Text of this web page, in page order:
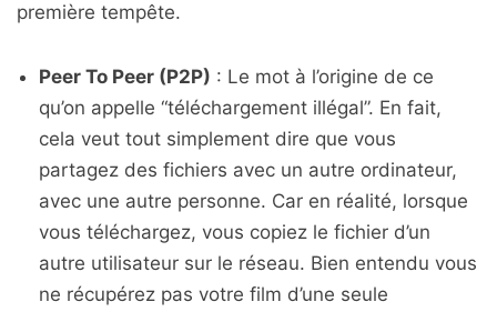
première tempête.
Peer To Peer (P2P) : Le mot à l’origine de ce
qu’on appelle “téléchargement illégal”. En fait,
cela veut tout simplement dire que vous
partagez des fichiers avec un autre ordinateur,
avec une autre personne. Car en réalité, lorsque
vous téléchargez, vous copiez le fichier d’un
autre utilisateur sur le réseau. Bien entendu vous
ne récupérez pas votre film d’une seule